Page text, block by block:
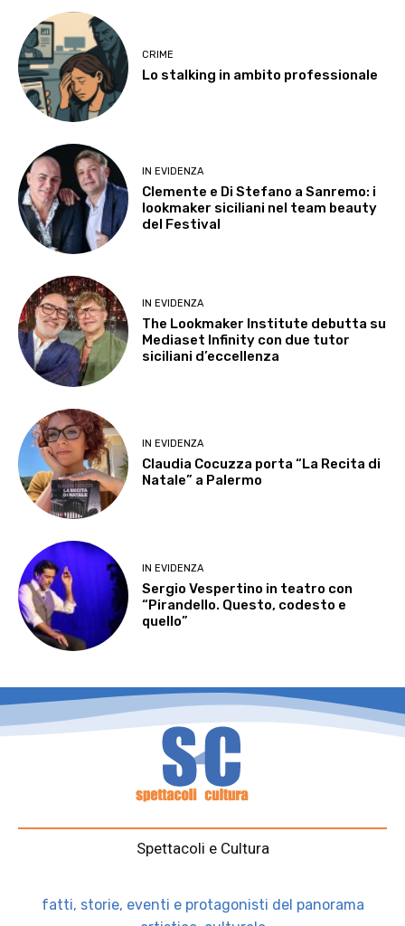
CRIME
Lo stalking in ambito professionale
IN EVIDENZA
Clemente e Di Stefano a Sanremo: i
lookmaker siciliani nel team beauty
del Festival
IN EVIDENZA
The Lookmaker Institute debutta su
Mediaset Infinity con due tutor
siciliani d’eccellenza
IN EVIDENZA
Claudia Cocuzza porta “La Recita di
Natale” a Palermo
IN EVIDENZA
Sergio Vespertino in teatro con
“Pirandello. Questo, codesto e
quello”
Spettacoli e Cultura
fatti, storie, eventi e protagonisti del panorama